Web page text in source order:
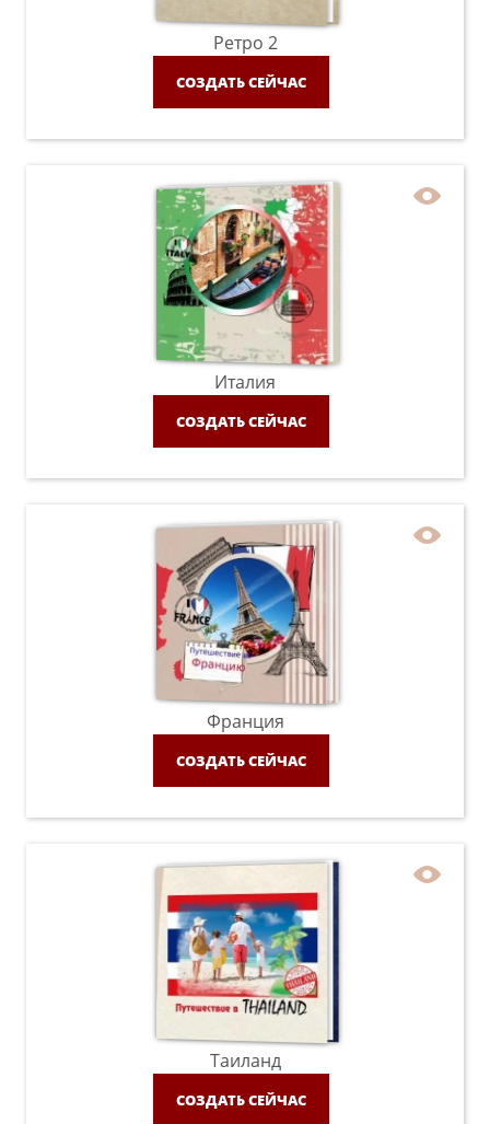
Ретро 2
СОЗДАТЬ СЕЙЧАС
Италия
СОЗДАТЬ СЕЙЧАС
Франция
СОЗДАТЬ СЕЙЧАС
Таиланд
СОЗДАТЬ СЕЙЧАС